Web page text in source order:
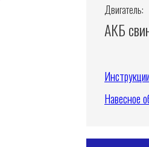
Двигатель:
АКБ
Инструкции
Навесное